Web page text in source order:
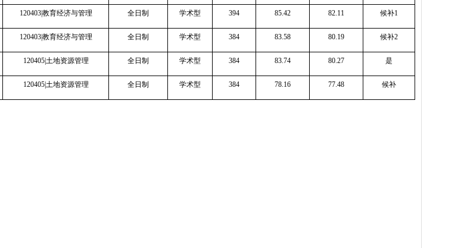
120403|教育经济与管理 全日制 学术型 394 85.42 82.11 候补1
120403|教育经济与管理 全日制 学术型 384 83.58 80.19 候补2
120405|土地资源管理 全日制 学术型 384 83.74 80.27 是
120405|土地资源管理 全日制 学术型 384 78.16 77.48 候补